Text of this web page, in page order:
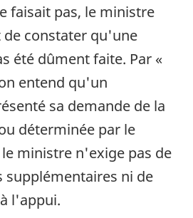
faisait pas, le ministre
de constater qu'une
été dûment faite. Par «
entend qu'un
sa demande de la
déterminée par le
ministre n'exige pas de
supplémentaires ni de
l'appui.